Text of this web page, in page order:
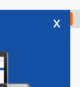
Check in
x